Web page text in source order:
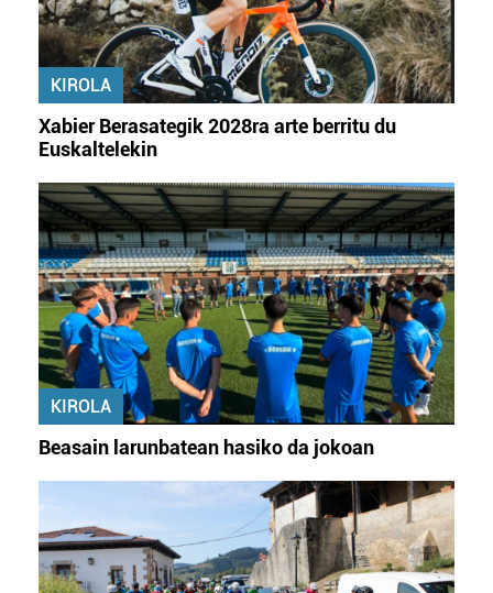
KIROLA
Xabier Berasategik 2028ra arte berritu du
Euskaltelekin
KIROLA
Beasain larunbatean hasiko da jokoan